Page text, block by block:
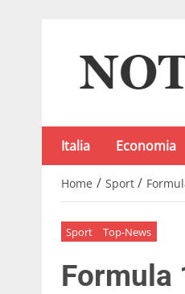
Italia Economia
Home / Sport /
Sport Top-News
Formula